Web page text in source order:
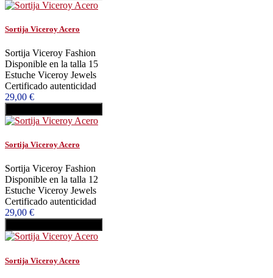
Sortija Viceroy Acero
Sortija Viceroy Fashion
Disponible en la talla 15
Estuche Viceroy Jewels
Certificado autenticidad
29,00 €
Sortija Viceroy Acero
Sortija Viceroy Fashion
Disponible en la talla 12
Estuche Viceroy Jewels
Certificado autenticidad
29,00 €
Sortija Viceroy Acero